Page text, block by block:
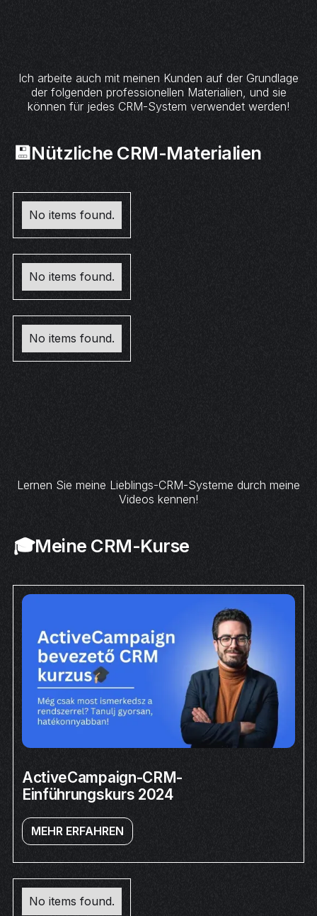
Ich arbeite auch mit meinen Kunden auf der Grundlage
der folgenden professionellen Materialien, und sie
können für jedes CRM-System verwendet werden!
💾Nützliche CRM-Materialien
No items found.
No items found.
No items found.
Lernen Sie meine Lieblings-CRM-Systeme durch meine
Videos kennen!
🎓Meine CRM-Kurse
ActiveCampaign-CRM-
Einführungskurs 2024
MEHR ERFAHREN
No items found.